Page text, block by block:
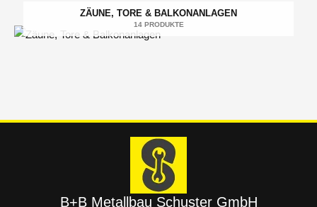
ZÄUNE, TORE & BALKONANLAGEN
14 PRODUKTE
B+B Metallbau Schuster GmbH